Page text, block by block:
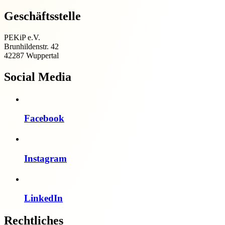
Geschäftsstelle
PEKiP e.V.
Brunhildenstr. 42
42287 Wuppertal
Social Media
Facebook
Instagram
LinkedIn
Rechtliches